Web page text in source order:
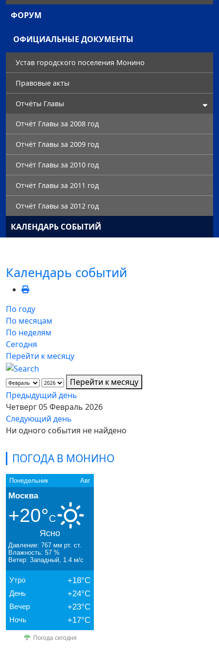
ФОРУМ
ОФИЦИАЛЬНЫЕ ДОКУМЕНТЫ
Устав городского поселения Монино
Правовые акты
Отчёты Главы
Отчёт Главы за 2008 год
Отчёт Главы за 2009 год
Отчёт Главы за 2010 год
Отчёт Главы за 2011 год
Отчёт Главы за 2012 год
КАЛЕНДАРЬ СОБЫТИЙ
ПОГОДА В МОНИНО
Понедельник Авг
Москва
+20°C
Ясно
Давление: 767 мм рт. ст.
Влажность: 57 %
Ветер: Западный, 1.4 м/с
Утро +18°C
День +24°C
Вечер +23°C
Ночь +17°C
Погода сегодня
Календарь событий
По году
По месяцам
По неделям
Сегодня
Перейти к месяцу
Перейти к месяцу
Предыдущий день
Четверг 05 Февраль 2026
Следующий день
Ни одного события не найдено